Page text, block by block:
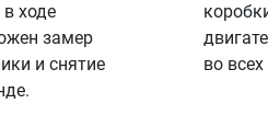
ходе
замер
и снятие
во